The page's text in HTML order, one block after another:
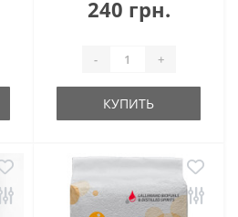
240 грн.
- +
КУПИТЬ